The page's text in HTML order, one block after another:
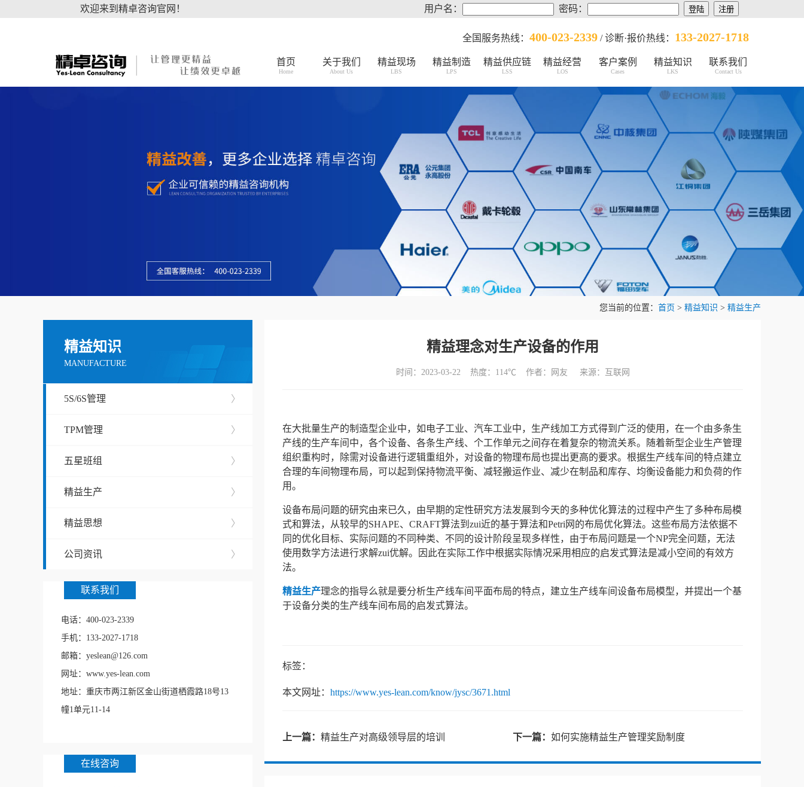
欢迎来到精卓咨询官网！ 用户名： 密码：
全国服务热线： 400-023-2339 / 诊断·报价热线： 133-2027-1718
首页
Home
关于我们
About Us
精益现场
LBS
精益制造
LPS
精益供应链
LSS
精益经营
LOS
客户案例
Cases
精益知识
LKS
联系我们
Contact Us
您当前的位置： 首页 > 精益知识 > 精益生产
精益知识
MANUFACTURE
5S/6S管理 〉
TPM管理 〉
五星班组 〉
精益生产 〉
精益思想 〉
公司资讯 〉
联系我们
电话：400-023-2339
手机：133-2027-1718
邮箱：yeslean@126.com
网址：www.yes-lean.com
地址：重庆市两江新区金山街道栖霞路18号13
幢1单元11-14
在线咨询
精益理念对生产设备的作用
时间：2023-03-22 热度： 114℃ 作者：网友 来源：互联网
在大批量生产的制造型企业中，如电子工业、汽车工业中，生产线加工方式得到广泛的使用，在一个由多条生
产线的生产车间中，各个设备、各条生产线、个工作单元之间存在着复杂的物流关系。随着新型企业生产管理
组织重构时，除需对设备进行逻辑重组外，对设备的物理布局也提出更高的要求。根据生产线车间的特点建立
合理的车间物理布局，可以起到保持物流平衡、减轻搬运作业、减少在制品和库存、均衡设备能力和负荷的作
用。
设备布局问题的研究由来已久，由早期的定性研究方法发展到今天的多种优化算法的过程中产生了多种布局模
式和算法，从较早的SHAPE、CRAFT算法到zui近的基于算法和Petri网的布局优化算法。这些布局方法依据不
同的优化目标、实际问题的不同种类、不同的设计阶段呈现多样性，由于布局问题是一个NP完全问题，无法
使用数学方法进行求解zui优解。因此在实际工作中根据实际情况采用相应的启发式算法是减小空间的有效方
法。
精益生产理念的指导么就是要分析生产线车间平面布局的特点，建立生产线车间设备布局模型，并提出一个基
于设备分类的生产线车间布局的启发式算法。
标签：
本文网址： https://www.yes-lean.com/know/jysc/3671.html
上一篇： 精益生产对高级领导层的培训 下一篇： 如何实施精益生产管理奖励制度